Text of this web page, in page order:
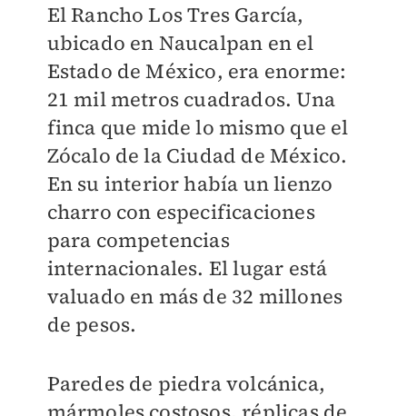
El Rancho Los Tres García,
ubicado en Naucalpan en el
Estado de México, era enorme:
21 mil metros cuadrados. Una
finca que mide lo mismo que el
Zócalo de la Ciudad de México.
En su interior había un lienzo
charro con especificaciones
para competencias
internacionales. El lugar está
valuado en más de 32 millones
de pesos.
Paredes de piedra volcánica,